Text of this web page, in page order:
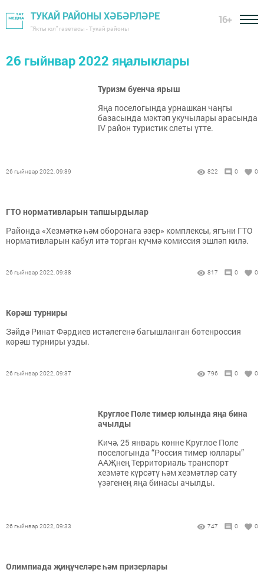
ТУКАЙ РАЙОНЫ ХӘБӘРЛӘРЕ
"Якты юл" газетасы - Тукай районы
16+
26 гыйнвар 2022 яңалыклары
Туризм буенча ярыш
Яңа поселогында урнашкан чаңгы
базасында мәктәп укучылары арасында
IV район туристик слеты үтте.
26 гыйнвар 2022, 09:39 822 0 0
ГТО нормативларын тапшырдылар
Районда «Хезмәткә һәм оборонага әзер» комплексы, ягъни ГТО
нормативларын кабул итә торган күчмә комиссия эшләп килә.
26 гыйнвар 2022, 09:38 817 0 0
Көрәш турниры
Зәйдә Ринат Фәрдиев истәлегенә багышланган бөтенроссия
көрәш турниры узды.
26 гыйнвар 2022, 09:37 796 0 0
Круглое Поле тимер юлында яңа бина
ачылды
Кичә, 25 январь көнне Круглое Поле
поселогында “Россия тимер юллары”
ААҖнең Территориаль транспорт
хезмәте күрсәтү һәм хезмәтләр сату
үзәгенең яңа бинасы ачылды.
26 гыйнвар 2022, 09:33 747 0 0
Олимпиада җиңүчеләре һәм призерлары